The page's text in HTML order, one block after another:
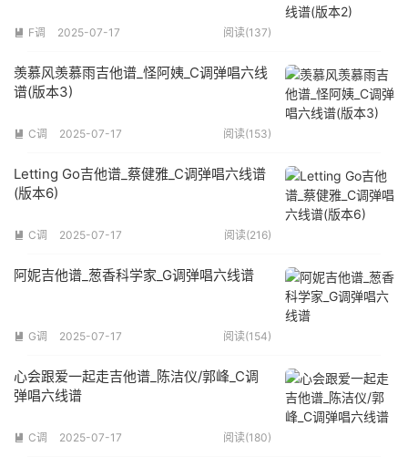
 F调 2025-07-17 阅读(137)
羡慕风羡慕雨吉他谱_怪阿姨_C调弹唱六线
谱(版本3)
 C调 2025-07-17 阅读(153)
Letting Go吉他谱_蔡健雅_C调弹唱六线谱
(版本6)
 C调 2025-07-17 阅读(216)
阿妮吉他谱_葱香科学家_G调弹唱六线谱
 G调 2025-07-17 阅读(154)
心会跟爱一起走吉他谱_陈洁仪/郭峰_C调
弹唱六线谱
 C调 2025-07-17 阅读(180)